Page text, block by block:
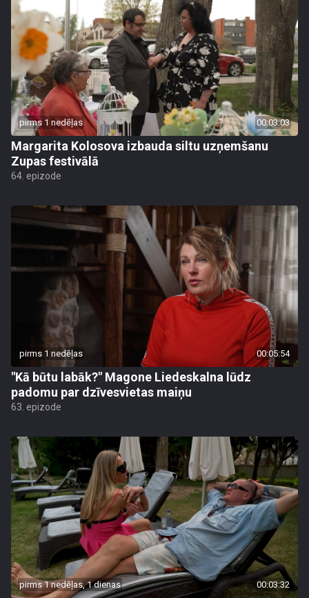
pirms 1 nedēļas 00:03:03
Margarita Kolosova izbauda siltu uzņemšanu
Zupas festivālā
64. epizode
pirms 1 nedēļas 00:05:54
"Kā būtu labāk?" Magone Liedeskalna lūdz
padomu par dzīvesvietas maiņu
63. epizode
pirms 1 nedēļas, 1 dienas 00:03:32